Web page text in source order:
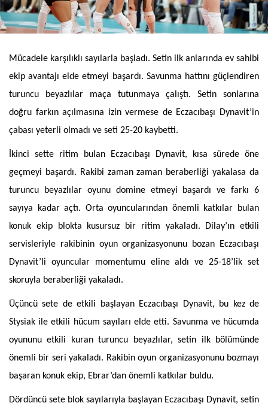
Mücadele karşılıklı sayılarla başladı. Setin ilk anlarında ev sahibi
ekip avantajı elde etmeyi başardı. Savunma hattını güçlendiren
turuncu beyazlılar maça tutunmaya çalıştı. Setin sonlarına
doğru farkın açılmasına izin vermese de Eczacıbaşı Dynavit’in
çabası yeterli olmadı ve seti 25-20 kaybetti.
İkinci sette ritim bulan Eczacıbaşı Dynavit, kısa sürede öne
geçmeyi başardı. Rakibi zaman zaman beraberliği yakalasa da
turuncu beyazlılar oyunu domine etmeyi başardı ve farkı 6
sayıya kadar açtı. Orta oyuncularından önemli katkılar bulan
konuk ekip blokta kusursuz bir ritim yakaladı. Dilay’ın etkili
servisleriyle rakibinin oyun organizasyonunu bozan Eczacıbaşı
Dynavit’li oyuncular momentumu eline aldı ve 25-18’lik set
skoruyla beraberliği yakaladı.
Üçüncü sete de etkili başlayan Eczacıbaşı Dynavit, bu kez de
Stysiak ile etkili hücum sayıları elde etti. Savunma ve hücumda
oyununu etkili kuran turuncu beyazlılar, setin ilk bölümünde
önemli bir seri yakaladı. Rakibin oyun organizasyonunu bozmayı
başaran konuk ekip, Ebrar’dan önemli katkılar buldu.
Dördüncü sete blok sayılarıyla başlayan Eczacıbaşı Dynavit, setin